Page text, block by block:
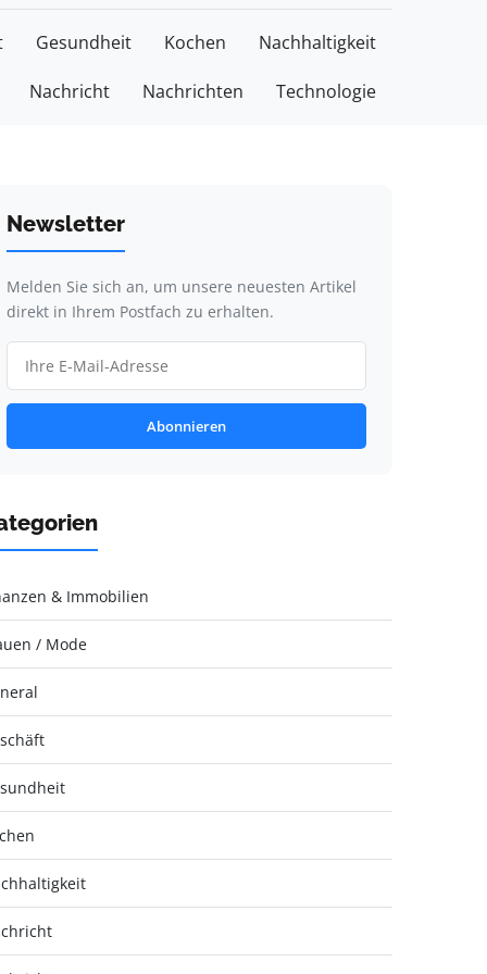
Gesundheit Kochen Nachhaltigkeit
Nachricht Nachrichten Technologie
Newsletter
Melden Sie sich an, um unsere neuesten Artikel
direkt in Ihrem Postfach zu erhalten.
Abonnieren
& Immobilien
/ Mode